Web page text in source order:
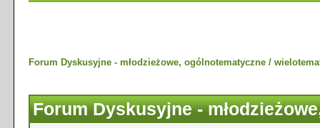
Forum Dyskusyjne - młodzieżowe, ogólnotematyczne /
Forum Dyskusyjne -